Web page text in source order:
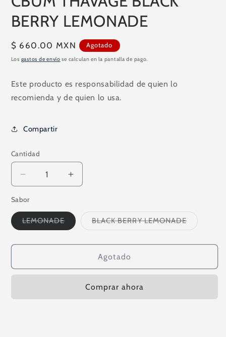
1
una
ventana
BERRY LEMONADE
Precio
habitual
$ 660.00 MXN Agotado
Los gastos de envío se calculan en la pantalla de pago.
Este producto es responsabilidad de quien lo
recomienda y de quien lo usa.
Compartir
Cantidad
Reducir
cantidad
para
CBUM
THAVAGE
BERRY
Aumentar
cantidad
CBUM
THAVAGE
BERRY
LEMONADE
Sabor
LEMONADEVariante
agotada
BLACK BERRY LEMONADEVariante
disponible
Agotado
Comprar ahora